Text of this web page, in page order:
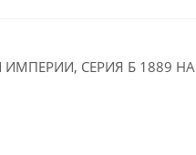
СЕРИЯ Б 1889 НА